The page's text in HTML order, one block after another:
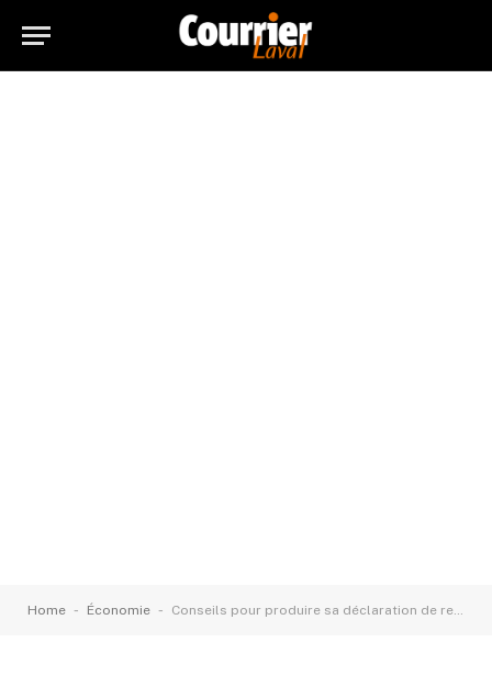
Home - Économie - Conseils pour produire sa déclaration de revenus 2024